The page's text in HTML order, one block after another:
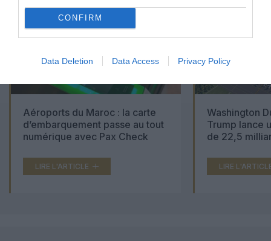
CONFIRM
Data Deletion Data Access Privacy Policy
Aéroports du Maroc : la carte
d’embarquement passe au tout
numérique avec Pax Check
LIRE L'ARTICLE
Washington
Trump lance
de 22,5
LIRE